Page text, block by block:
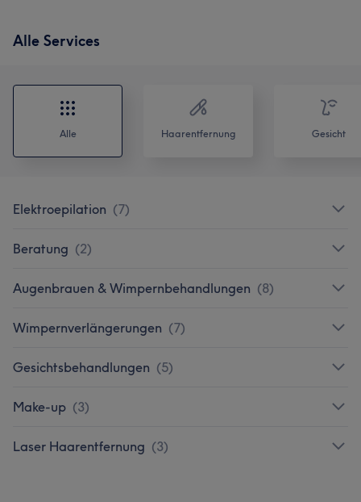
Alle Services
Alle Haarentfernung Gesicht
Elektroepilation (7)
Beratung (2)
Augenbrauen & Wimpernbehandlungen (8)
Wimpernverlängerungen (7)
Gesichtsbehandlungen (5)
Make-up (3)
Laser Haarentfernung (3)